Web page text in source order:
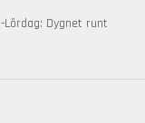
Lördag: Dygnet runt